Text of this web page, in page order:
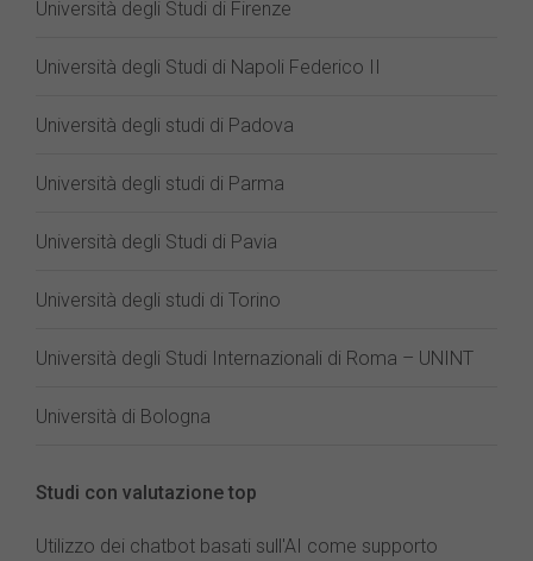
Università degli Studi di Firenze
Università degli Studi di Napoli Federico II
Università degli studi di Padova
Università degli studi di Parma
Università degli Studi di Pavia
Università degli studi di Torino
Università degli Studi Internazionali di Roma – UNINT
Università di Bologna
Studi con valutazione top
Utilizzo dei chatbot basati sull'AI come supporto